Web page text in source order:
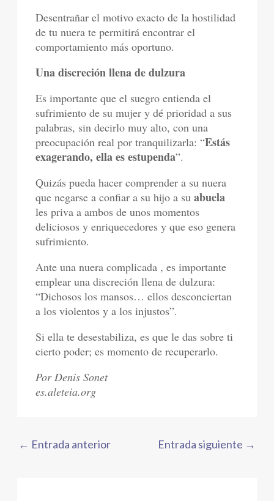
Desentrañar el motivo exacto de la hostilidad
de tu nuera te permitirá encontrar el
comportamiento más oportuno.
Una discreción llena de dulzura
Es importante que el suegro entienda el
sufrimiento de su mujer y dé prioridad a sus
palabras, sin decirlo muy alto, con una
preocupación real por tranquilizarla: “Estás
exagerando, ella es estupenda”.
Quizás pueda hacer comprender a su nuera
que negarse a confiar a su hijo a suabuela
les priva a ambos de unos momentos
deliciosos y enriquecedores y que eso genera
sufrimiento.
Ante una nuera complicada , es importante
emplear una discreción llena de dulzura:
“Dichosos los mansos… ellos desconciertan
a los violentos y a los injustos”.
Si ella te desestabiliza, es que le das sobre ti
cierto poder; es momento de recuperarlo.
Por Denis Sonet
es.aleteia.org
← Entrada anterior Entrada siguiente →